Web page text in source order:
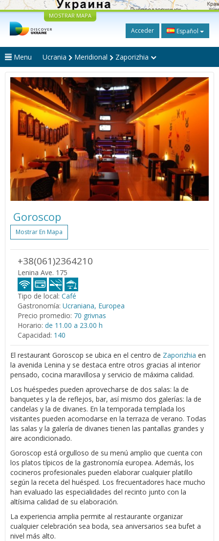
MOSTRAR MAPA
Acceder Español
Menu Ucrania Meridional Zaporizhia
Goroscop
Mostrar En Mapa
+38(061)2364210
Lenina Ave. 175
Tipo de local: Café
Gastronomía: Ucraniana, Europea
Precio promedio: 70 grivnas
Horario: de 11.00 a 23.00 h
Capacidad: 140
El restaurant Goroscop se ubica en el centro de Zaporizhia en
la avenida Lenina y se destaca entre otros gracias al interior
pensado, cocina maravillosa y servicio de máxima calidad.
Los huéspedes pueden aprovecharse de dos salas: la de
banquetes y la de reflejos, bar, así mismo dos galerías: la de
candelas y la de divanes. En la temporada templada los
visitantes pueden acomodarse en la terraza de verano. Todas
las salas y la galería de divanes tienen las pantallas grandes y
aire acondicionado.
Goroscop está orgulloso de su menú amplio que cuenta con
los platos típicos de la gastronomía europea. Además, los
cocineros profesionales pueden elaborar cualquier platillo
según la receta del huésped. Los frecuentadores hace mucho
han evaluado las especialidades del recinto junto con la
altísima calidad de su elaboración.
La experiencia amplia permite al restaurante organizar
cualquier celebración sea boda, sea aniversarios sea bufet a
nivel más alto.